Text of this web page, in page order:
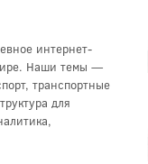
интернет-
Наши темы —
транспортные
для